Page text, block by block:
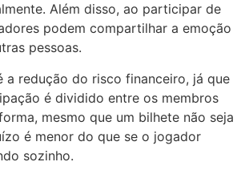
Além disso, ao participar de
podem compartilhar a emoção
pessoas.
a redução do risco financeiro, já que
é dividido entre os membros
mesmo que um bilhete não seja
é menor do que se o jogador
sozinho.